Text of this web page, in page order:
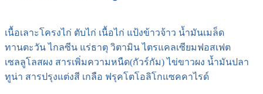
เนื้อเลาะโครงไก่ ตับไก่ เนื้อไก่ แป้งข้าวจ้าว น้ำมันเมล็ด
ทานตะวัน ไกลซีน แร่ธาตุ วิตามิน ไตรแคลเซียมฟอสเฟต
เซลลูโลสผง สารเพิ่มความหนืด(กัวร์กัม) ไข่ขาวผง น้ำมันปลา
ทูน่า สารปรุงแต่งสี เกลือ ฟรุคโตโอลิโกแซคคาไรด์